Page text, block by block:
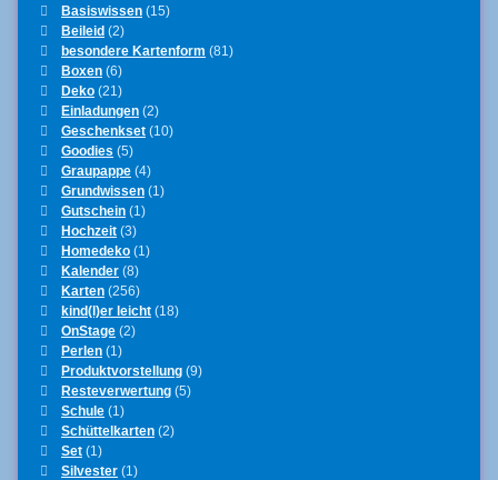
Basiswissen(15)
Beileid(2)
besondere Kartenform (81)
Boxen(6)
Deko(21)
Einladungen(2)
Geschenkset(10)
Goodies (5)
Graupappe(4)
Grundwissen(1)
Gutschein(1)
Hochzeit(3)
Homedeko(1)
Kalender(8)
Karten(256)
kind(l)er leicht(18)
OnStage(2)
Perlen(1)
Produktvorstellung(9)
Resteverwertung(5)
Schule(1)
Schüttelkarten(2)
Set(1)
Silvester(1)